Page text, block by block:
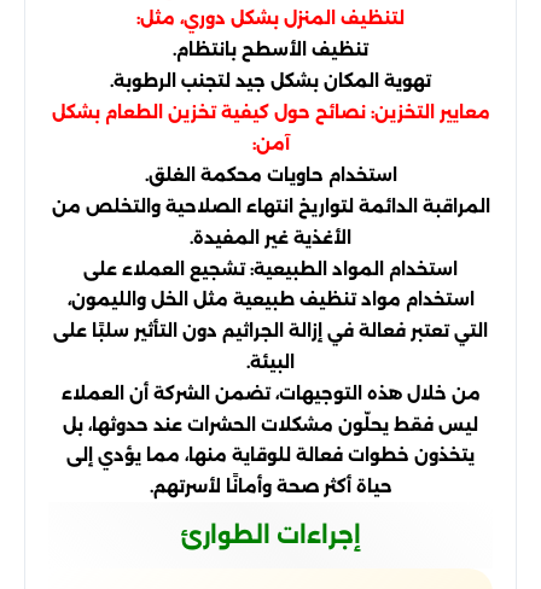
لتنظيف المنزل بشكل دوري، مثل:
تنظيف الأسطح بانتظام.
تهوية المكان بشكل جيد لتجنب الرطوبة.
معايير التخزين: نصائح حول كيفية تخزين الطعام بشكل
آمن:
استخدام حاويات محكمة الغلق.
المراقبة الدائمة لتواريخ انتهاء الصلاحية والتخلص من
الأغذية غير المفيدة.
استخدام المواد الطبيعية: تشجيع العملاء على
استخدام مواد تنظيف طبيعية مثل الخل والليمون،
التي تعتبر فعالة في إزالة الجراثيم دون التأثير سلبًا على
البيئة.
من خلال هذه التوجيهات، تضمن الشركة أن العملاء
ليس فقط يحلّون مشكلات الحشرات عند حدوثها، بل
يتخذون خطوات فعالة للوقاية منها، مما يؤدي إلى
حياة أكثر صحة وأمانًا لأسرتهم.
إجراءات الطوارئ